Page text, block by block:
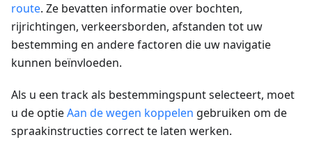
route. Ze bevatten informatie over bochten,
rijrichtingen, verkeersborden, afstanden tot uw
bestemming en andere factoren die uw navigatie
kunnen beïnvloeden.
Als u een track als bestemmingspunt selecteert, moet
u de optieAan de wegen koppelen gebruiken om de
spraakinstructies correct te laten werken.